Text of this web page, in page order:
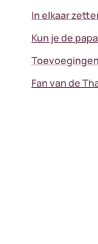
In elkaar
Kun je de
Fan van de